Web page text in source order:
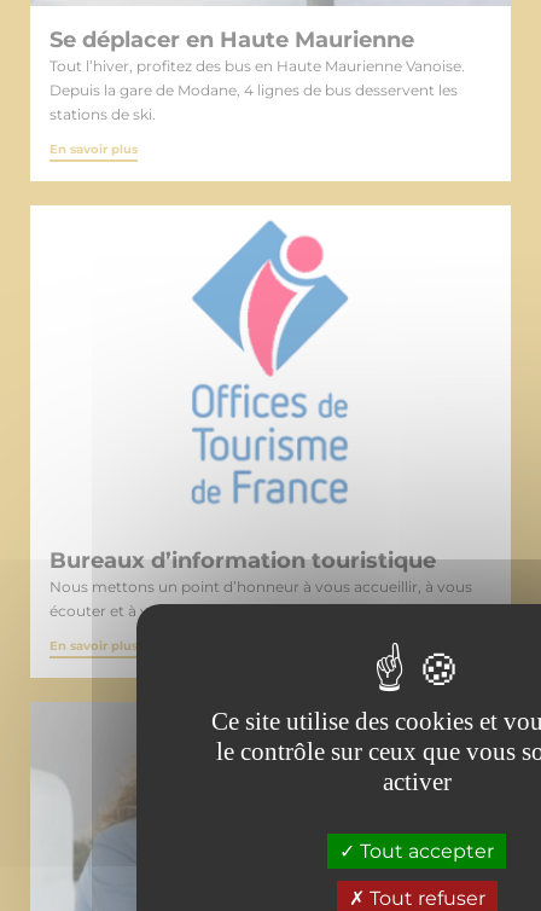
Ce site utilise des cookies et
le contrôle sur ceux que vous
activer
Tout accepter
Tout refuser
Se déplacer en Haute Maurienne
Tout l’hiver, profitez des bus en Haute Maurienne Vanoise.
Depuis la gare de Modane, 4 lignes de bus desservent les
stations de ski.
En savoir plus
Bureaux d’information touristique
Nous mettons un point d’honneur à vous accueillir, à vous
écouter et à vous indiquer tout ce que vous désirez savoir.
En savoir plus